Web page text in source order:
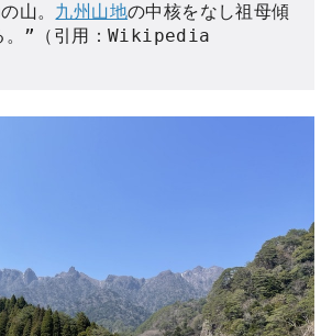
山。 九州山地の中核をなし祖母傾